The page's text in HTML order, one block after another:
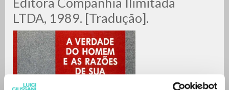
LTDA, 1989. [Tradução].
0 RESULTS FOUND